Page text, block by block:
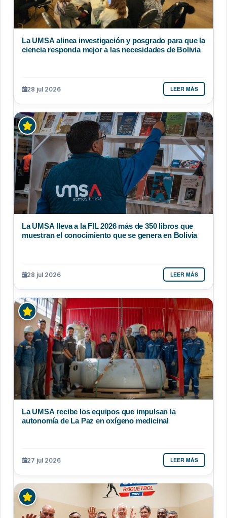
La UMSA alinea investigación y posgrado para que la
ciencia responda mejor a las necesidades de Bolivia
28 jul 2026 LEER MÁS
La UMSA lleva a la FIL 2026 más de 350 libros que
muestran el conocimiento que se genera en Bolivia
28 jul 2026 LEER MÁS
La UMSA recibe los equipos que impulsan la
autonomía de La Paz en oxígeno medicinal
27 jul 2026 LEER MÁS